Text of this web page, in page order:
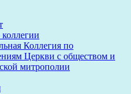
Коллегия по
Церкви с обществом и
митрополии